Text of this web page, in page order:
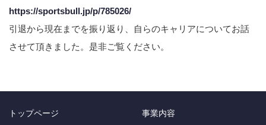
https://sportsbull.jp/p/785026/
引退から現在までを振り返り、自らのキャリアについてお話
させて頂きました。是非ご覧ください。
トップページ 事業内容